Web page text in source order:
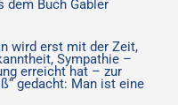
dem Buch Gabler
wird erst mit der Zeit,
Sympathie –
erreicht hat – zur
gedacht: Man ist eine